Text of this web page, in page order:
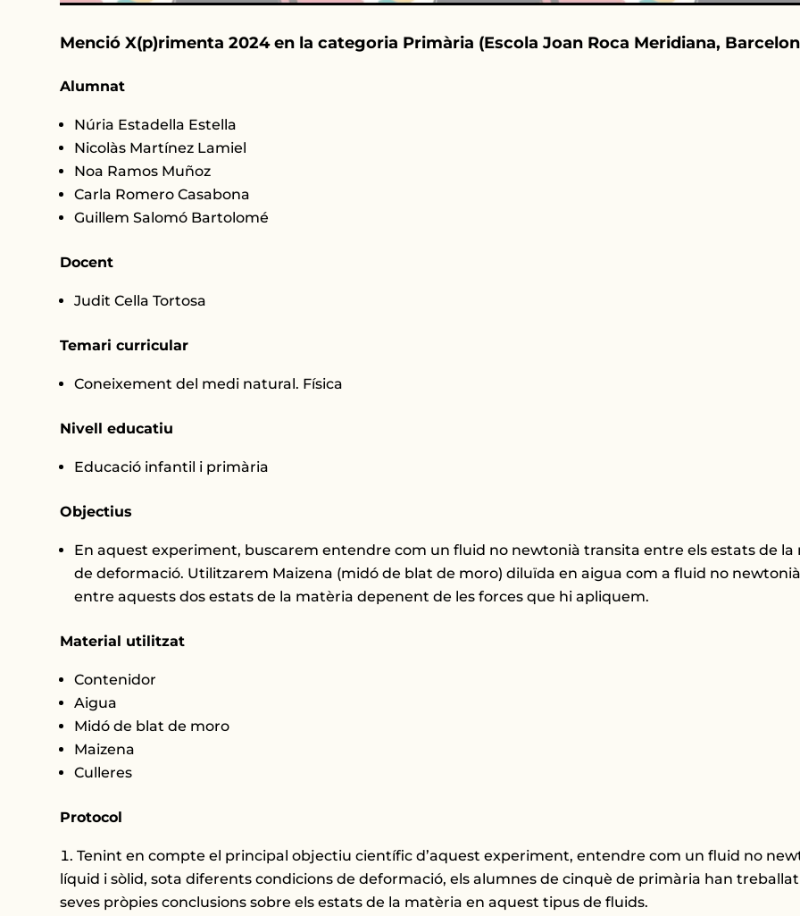
Menció X(p)rimenta 2024 en la categoria Primària (Escola Joan Roca Meridiana,
Alumnat
Núria Estadella Estella
Nicolàs Martínez Lamiel
Noa Ramos Muñoz
Carla Romero Casabona
Guillem Salomó Bartolomé
Docent
Judit Cella Tortosa
Temari curricular
Coneixement del medi natural. Física
Nivell educatiu
Educació infantil i primària
Objectius
En aquest experiment, buscarem entendre com un fluid no newtonià transita entre els estats de
de deformació. Utilitzarem Maizena (midó de blat de moro) diluïda en aigua com a fluid no
entre aquests dos estats de la matèria depenent de les forces que hi apliquem.
Material utilitzat
Contenidor
Aigua
Midó de blat de moro
Maizena
Culleres
Protocol
Tenint en compte el principal objectiu científic d’aquest experiment, entendre com un fluid no
líquid i sòlid, sota diferents condicions de deformació, els alumnes de cinquè de primària han
seves pròpies conclusions sobre els estats de la matèria en aquest tipus de fluids.